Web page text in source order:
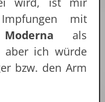
mit
Moderna als
aber ich würde
bzw. den Arm